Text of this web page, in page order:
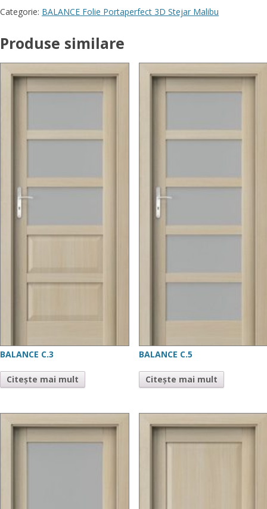
Categorie: BALANCE Folie Portaperfect 3D Stejar Malibu
Produse similare
BALANCE C.3
Citește mai mult
BALANCE C.5
Citește mai mult